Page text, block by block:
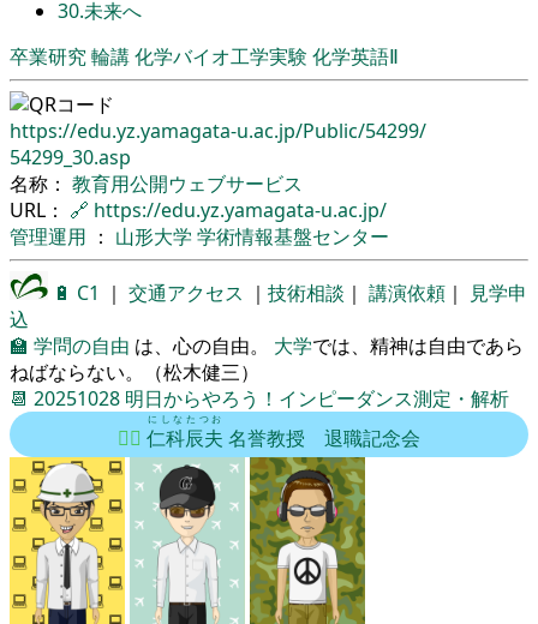
30.未来へ
卒業研究輪講化学バイオ工学実験 化学英語Ⅱ
https://edu.yz.yamagata-u.ac.jp/Public/54299/
54299_30.asp
名称： 教育用公開ウェブサービス
URL： 🔗 https://edu.yz.yamagata-u.ac.jp/
管理運用 ： 山形大学 学術情報基盤センター
🔋 C1 ｜ 交通アクセス ｜ 技術相談 ｜ 講演依頼 ｜
見学申
込
🏫 学問の自由 は、心の自由。 大学では、精神は自由であら
ねばならない。（松木健三）
📆 20251028 明日からやろう！インピーダンス測定・解析
🦸‍♂️ 仁科
にしな
辰夫
たつお
名誉教授 退職記念会